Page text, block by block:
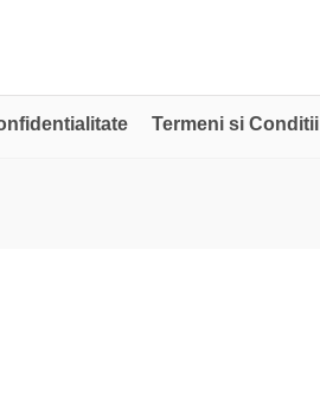
Termeni si Conditii